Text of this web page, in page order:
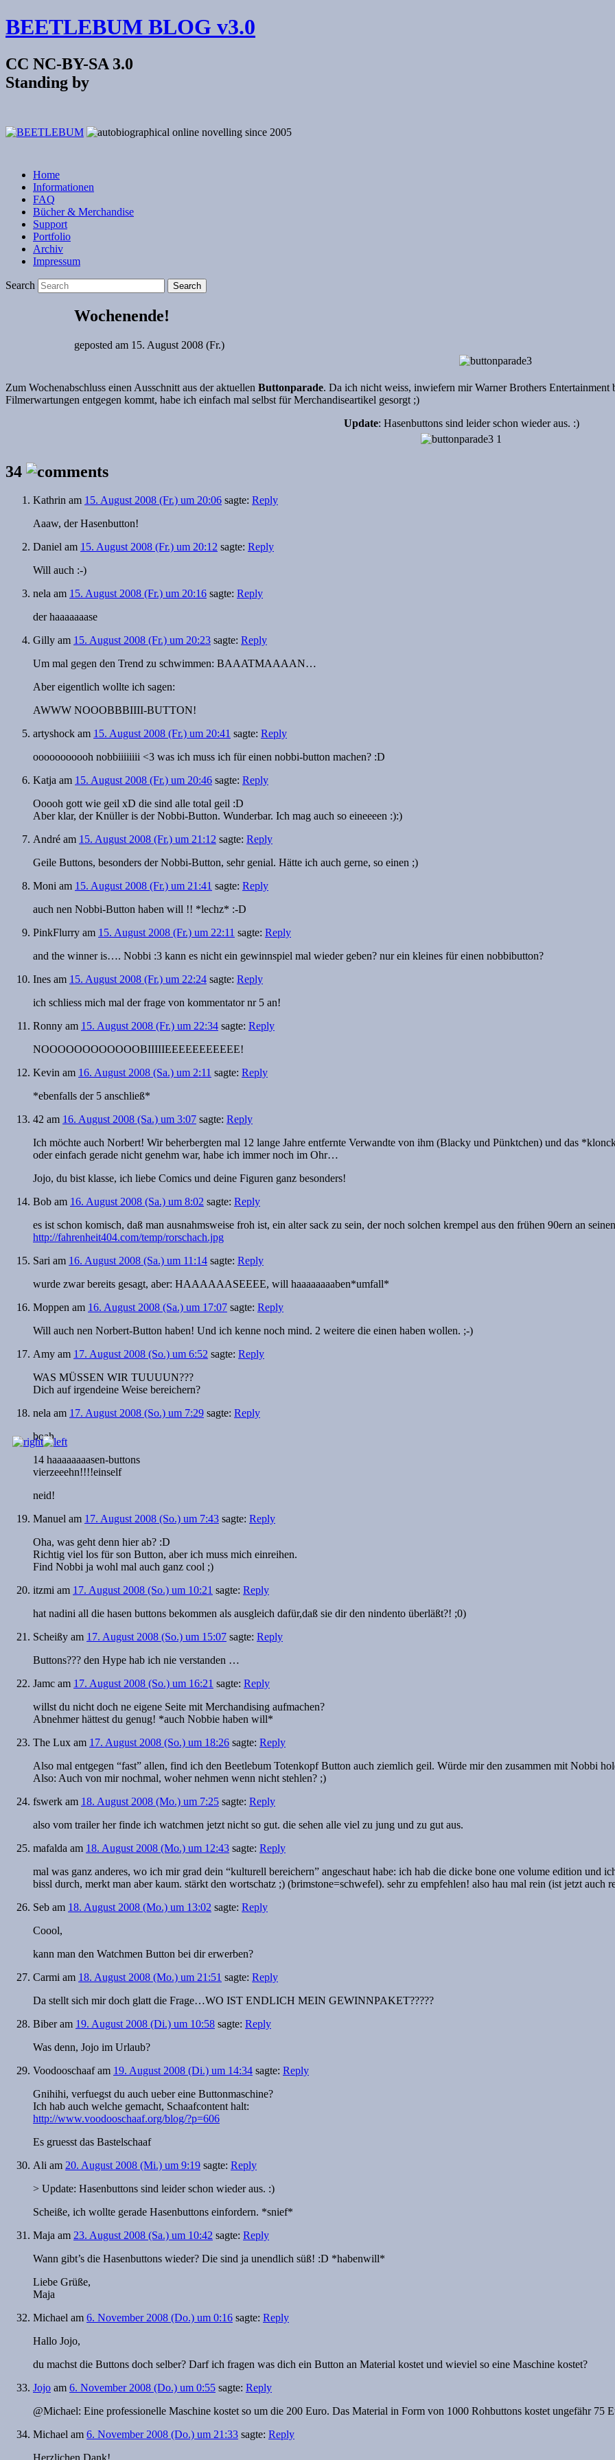
BEETLEBUM BLOG v3.0
CC NC-BY-SA 3.0
Standing by
Home
Informationen
FAQ
Bücher & Merchandise
Support
Portfolio
Archiv
Impressum
Search
Wochenende!
geposted am 15. August 2008 (Fr.)
Zum Wochenabschluss einen Ausschnitt aus der aktuellen Buttonparade. Da ich nicht weiss, inwiefern mir Warner Brothers Entertainment
Filmerwartungen entgegen kommt, habe ich einfach mal selbst für Merchandiseartikel gesorgt ;)
Update: Hasenbuttons sind leider schon wieder aus. :)
34
Kathrin am 15. August 2008 (Fr.) um 20:06 sagte: Reply
Aaaw, der Hasenbutton!
Daniel am 15. August 2008 (Fr.) um 20:12 sagte: Reply
Will auch :-)
nela am 15. August 2008 (Fr.) um 20:16 sagte: Reply
der haaaaaaase
Gilly am 15. August 2008 (Fr.) um 20:23 sagte: Reply
Um mal gegen den Trend zu schwimmen: BAAATMAAAAN…
Aber eigentlich wollte ich sagen:
AWWW NOOOBBBIIII-BUTTON!
artyshock am 15. August 2008 (Fr.) um 20:41 sagte: Reply
ooooooooooh nobbiiiiiiii <3 was ich muss ich für einen nobbi-button machen? :D
Katja am 15. August 2008 (Fr.) um 20:46 sagte: Reply
Ooooh gott wie geil xD die sind alle total geil :D
Aber klar, der Knüller is der Nobbi-Button. Wunderbar. Ich mag auch so eineeeen :):)
André am 15. August 2008 (Fr.) um 21:12 sagte: Reply
Geile Buttons, besonders der Nobbi-Button, sehr genial. Hätte ich auch gerne, so einen ;)
Moni am 15. August 2008 (Fr.) um 21:41 sagte: Reply
auch nen Nobbi-Button haben will !! *lechz* :-D
PinkFlurry am 15. August 2008 (Fr.) um 22:11 sagte: Reply
and the winner is…. Nobbi :3 kann es nicht ein gewinnspiel mal wieder geben? nur ein kleines für einen nobbibutton?
Ines am 15. August 2008 (Fr.) um 22:24 sagte: Reply
ich schliess mich mal der frage von kommentator nr 5 an!
Ronny am 15. August 2008 (Fr.) um 22:34 sagte: Reply
NOOOOOOOOOOOOBIIIIIEEEEEEEEEEE!
Kevin am 16. August 2008 (Sa.) um 2:11 sagte: Reply
*ebenfalls der 5 anschließ*
42 am 16. August 2008 (Sa.) um 3:07 sagte: Reply
Ich möchte auch Norbert! Wir beherbergten mal 12 lange Jahre entfernte Verwandte von ihm (Blacky und Pünktchen) und das
oder einfach gerade nicht genehm war, habe ich immer noch im Ohr…
Jojo, du bist klasse, ich liebe Comics und deine Figuren ganz besonders!
Bob am 16. August 2008 (Sa.) um 8:02 sagte: Reply
es ist schon komisch, daß man ausnahmsweise froh ist, ein alter sack zu sein, der noch solchen krempel aus den frühen 90ern an
http://fahrenheit404.com/temp/rorschach.jpg
Sari am 16. August 2008 (Sa.) um 11:14 sagte: Reply
wurde zwar bereits gesagt, aber: HAAAAAASEEEE, will haaaaaaaaben*umfall*
Moppen am 16. August 2008 (Sa.) um 17:07 sagte: Reply
Will auch nen Norbert-Button haben! Und ich kenne noch mind. 2 weitere die einen haben wollen. ;-)
Amy am 17. August 2008 (So.) um 6:52 sagte: Reply
WAS MÜSSEN WIR TUUUUN???
Dich auf irgendeine Weise bereichern?
nela am 17. August 2008 (So.) um 7:29 sagte: Reply
boah
14 haaaaaaaasen-buttons
vierzeeehn!!!!einself
neid!
Manuel am 17. August 2008 (So.) um 7:43 sagte: Reply
Oha, was geht denn hier ab? :D
Richtig viel los für son Button, aber ich muss mich einreihen.
Find Nobbi ja wohl mal auch ganz cool ;)
itzmi am 17. August 2008 (So.) um 10:21 sagte: Reply
hat nadini all die hasen buttons bekommen als ausgleich dafür,daß sie dir den nindento überläßt?! ;0)
Scheißy am 17. August 2008 (So.) um 15:07 sagte: Reply
Buttons??? den Hype hab ich nie verstanden …
Jamc am 17. August 2008 (So.) um 16:21 sagte: Reply
willst du nicht doch ne eigene Seite mit Merchandising aufmachen?
Abnehmer hättest du genug! *auch Nobbie haben will*
The Lux am 17. August 2008 (So.) um 18:26 sagte: Reply
Also mal entgegen “fast” allen, find ich den Beetlebum Totenkopf Button auch ziemlich geil. Würde mir den zusammen mit Nobbi
Also: Auch von mir nochmal, woher nehmen wenn nicht stehlen? ;)
fswerk am 18. August 2008 (Mo.) um 7:25 sagte: Reply
also vom trailer her finde ich watchmen jetzt nicht so gut. die sehen alle viel zu jung und zu gut aus.
mafalda am 18. August 2008 (Mo.) um 12:43 sagte: Reply
mal was ganz anderes, wo ich mir grad dein “kulturell bereichern” angeschaut habe: ich hab die dicke bone one volume edition
bissl durch, merkt man aber kaum. stärkt den wortschatz ;) (brimstone=schwefel). sehr zu empfehlen! also hau mal rein (ist jetzt
Seb am 18. August 2008 (Mo.) um 13:02 sagte: Reply
Coool,
kann man den Watchmen Button bei dir erwerben?
Carmi am 18. August 2008 (Mo.) um 21:51 sagte: Reply
Da stellt sich mir doch glatt die Frage…WO IST ENDLICH MEIN GEWINNPAKET?????
Biberam 19. August 2008 (Di.) um 10:58 sagte: Reply
Was denn, Jojo im Urlaub?
Voodooschaafam 19. August 2008 (Di.) um 14:34 sagte: Reply
Gnihihi, verfuegst du auch ueber eine Buttonmaschine?
Ich hab auch welche gemacht, Schaafcontent halt:
http://www.voodooschaaf.org/blog/?p=606
Es gruesst das Bastelschaaf
Ali am 20. August 2008 (Mi.) um 9:19 sagte: Reply
> Update: Hasenbuttons sind leider schon wieder aus. :)
Scheiße, ich wollte gerade Hasenbuttons einfordern. *snief*
Maja am 23. August 2008 (Sa.) um 10:42 sagte: Reply
Wann gibt’s die Hasenbuttons wieder? Die sind ja unendlich süß! :D *habenwill*
Liebe Grüße,
Maja
Michael am 6. November 2008 (Do.) um 0:16 sagte: Reply
Hallo Jojo,
du machst die Buttons doch selber? Darf ich fragen was dich ein Button an Material kostet und wieviel so eine Maschine kostet?
Jojo am 6. November 2008 (Do.) um 0:55 sagte: Reply
@Michael: Eine professionelle Maschine kostet so um die 200 Euro. Das Material in Form von 1000 Rohbuttons kostet ungefähr 75
Michael am 6. November 2008 (Do.) um 21:33 sagte: Reply